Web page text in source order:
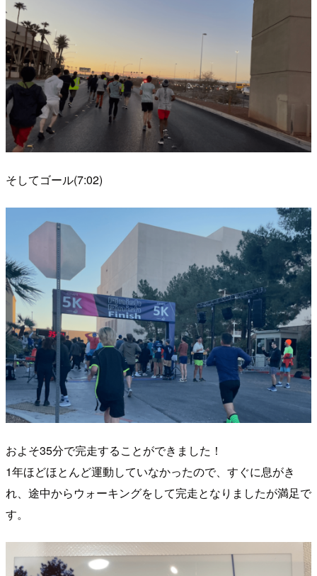
そしてゴール(7:02)
およそ35分で完走することができました！
1年ほどほとんど運動していなかったので、すぐに息がき
れ、途中からウォーキングをして完走となりましたが満足で
す。